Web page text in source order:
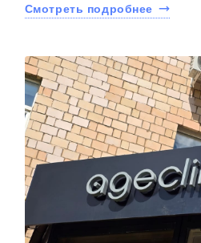
Смотреть подробнее